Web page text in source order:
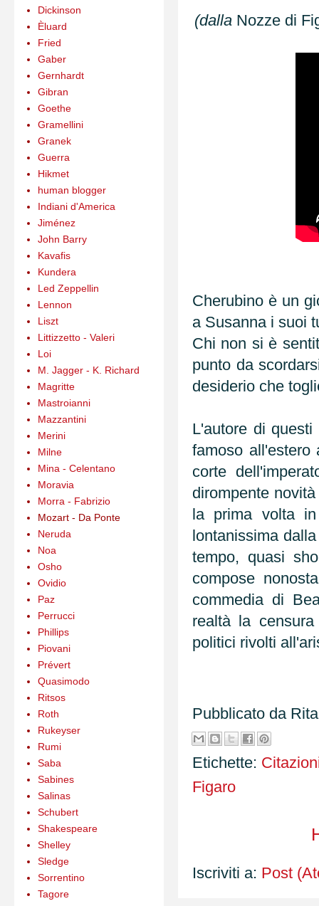
(dalla Nozze di
Cherubino è un
a Susanna i suoi
Chi non si è
punto da
desiderio che
L'autore di
famoso
corte
dirompente
la prima volta
lontanissima
tempo, quasi
compose
commedia di
realtà la
politici rivolti
Pubblicato da
Etichette:
Figaro
Iscriviti a: Post
Dickinson
Èluard
Fried
Gaber
Gernhardt
Gibran
Goethe
Gramellini
Granek
Guerra
Hikmet
human blogger
Indiani d'America
Jiménez
John Barry
Kavafis
Kundera
Led Zeppellin
Lennon
Liszt
Littizzetto - Valeri
Loi
M. Jagger - K. Richard
Magritte
Mastroianni
Mazzantini
Merini
Milne
Mina - Celentano
Moravia
Morra - Fabrizio
Mozart - Da Ponte
Neruda
Noa
Osho
Ovidio
Paz
Perrucci
Phillips
Piovani
Prévert
Quasimodo
Ritsos
Roth
Rukeyser
Rumi
Saba
Sabines
Salinas
Schubert
Shakespeare
Shelley
Sledge
Sorrentino
Tagore